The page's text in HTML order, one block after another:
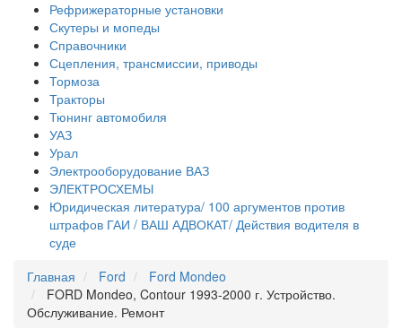
Рефрижераторные установки
Скутеры и мопеды
Справочники
Сцепления, трансмиссии, приводы
Тормоза
Тракторы
Тюнинг автомобиля
УАЗ
Урал
Электрооборудование ВАЗ
ЭЛЕКТРОСХЕМЫ
Юридическая литература/ 100 аргументов против
штрафов ГАИ / ВАШ АДВОКАТ/ Действия водителя в
суде
Главная
Ford
Ford Mondeo
FORD Mondeo, Contour 1993-2000 г. Устройство.
Обслуживание. Ремонт